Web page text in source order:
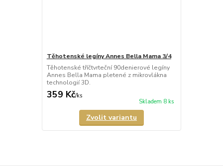
Těhotenské legíny Annes Bella Mama 3/4
Těhotenské tříčtvrteční 90denierové legíny
Annes Bella Mama pletené z mikrovlákna
technologií 3D.
359 Kč/ks
Skladem 8 ks
Zvolit variantu